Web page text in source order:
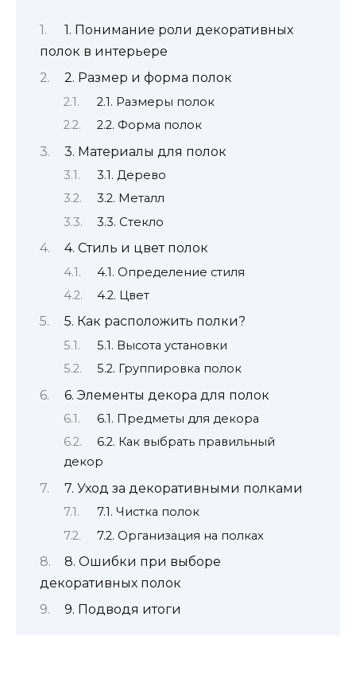
1. Понимание роли декоративных
полок в интерьере
2. Размер и форма полок
2.1. Размеры полок
2.2. Форма полок
3. Материалы для полок
3.1. Дерево
3.2. Металл
3.3. Стекло
4. Стиль и цвет полок
4.1. Определение стиля
4.2. Цвет
5. Как расположить полки?
5.1. Высота установки
5.2. Группировка полок
6. Элементы декора для полок
6.1. Предметы для декора
6.2. Как выбрать правильный
декор
7. Уход за декоративными полками
7.1. Чистка полок
7.2. Организация на полках
8. Ошибки при выборе
декоративных полок
9. Подводя итоги